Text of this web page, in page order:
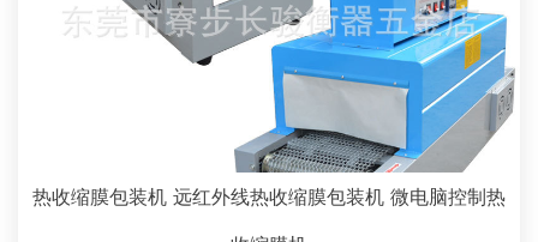
热收缩膜包装机 远红外线热收缩膜包装机 微电脑控制热